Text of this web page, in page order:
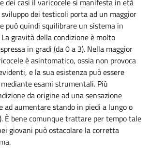
dei casi il varicocele si manifesta in età
dei testicoli porta ad un maggior
può quindi squilibrare un sistema in
gravità della condizione è molto
in gradi (da 0 a 3). Nella maggior
è asintomatico, ossia non provoca
e la sua esistenza può essere
esami strumentali. Più
da origine ad una sensazione
ad aumentare stando in piedi a lungo o
È bene comunque trattare per tempo tale
giovani può ostacolare la corretta